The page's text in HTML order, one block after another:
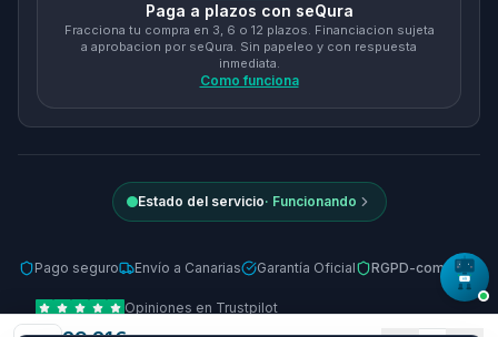
Paga a plazos con seQura
Fracciona tu compra en 3, 6 o 12 plazos. Financiacion sujeta
a aprobacion por seQura. Sin papeleo y con respuesta
inmediata.
Como funciona
Estado del servicio· Funcionando
Pago seguro Envío a Canarias Garantía Oficial RGPD-compliant
Opiniones en Trustpilot